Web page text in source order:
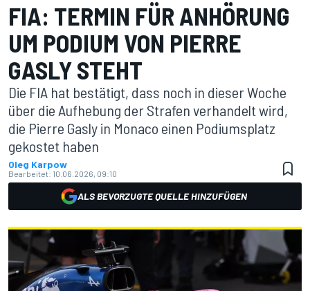
FIA: TERMIN FÜR ANHÖRUNG
UM PODIUM VON PIERRE
GASLY STEHT
Die FIA hat bestätigt, dass noch in dieser Woche
über die Aufhebung der Strafen verhandelt wird,
die Pierre Gasly in Monaco einen Podiumsplatz
gekostet haben
Oleg Karpow
Bearbeitet: 10.06.2026, 09:10
ALS BEVORZUGTE QUELLE HINZUFÜGEN